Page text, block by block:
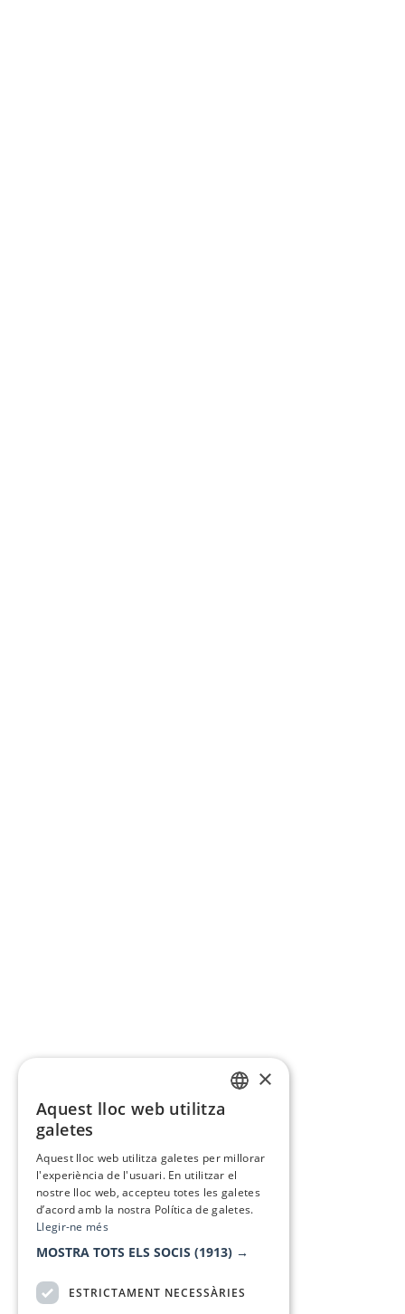
×
Aquest lloc web utilitza
galetes
Aquest lloc web utilitza galetes per millorar
l'experiència de l'usuari. En utilitzar el
nostre lloc web, accepteu totes les galetes
d’acord amb la nostra Política de galetes.
Llegir-ne més
MOSTRA TOTS ELS SOCIS (1913) →
ESTRICTAMENT NECESSÀRIES